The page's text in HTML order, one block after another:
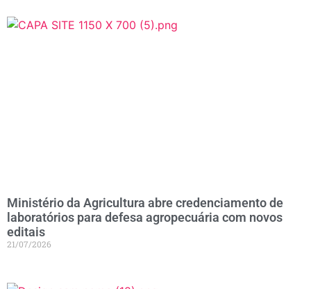
Ministério da Agricultura abre credenciamento de
laboratórios para defesa agropecuária com novos
editais
21/07/2026